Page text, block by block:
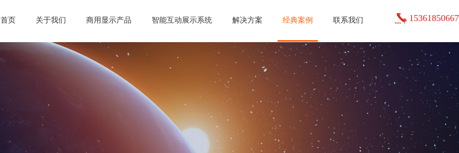
首页 关于我们 商用显示产品 智能互动展示系统 解决方案 经典案例 联系我们 15361850667